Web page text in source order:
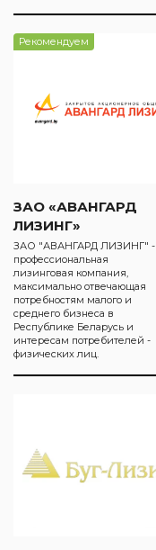
Рекомендуем
ЗАО «АВАНГАРД
ЛИЗИНГ»
ЗАО "АВАНГАРД ЛИЗИНГ" -
профессиональная
лизинговая компания,
максимально отвечающая
потребностям малого и
среднего бизнеса в
Республике Беларусь и
интересам потребителей -
физических лиц.